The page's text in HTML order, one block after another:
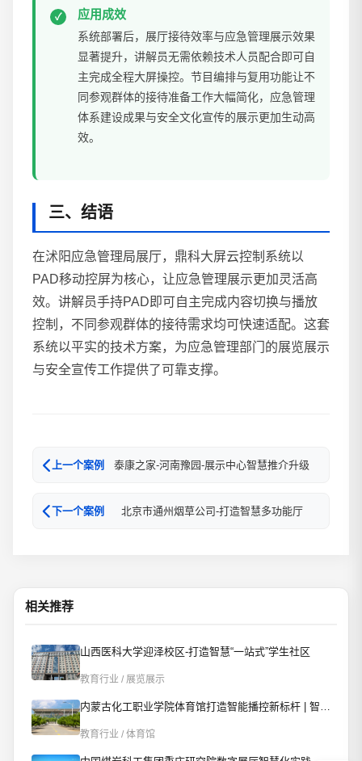
应用成效
系统部署后，展厅接待效率与应急管理展示效果
显著提升，讲解员无需依赖技术人员配合即可自
主完成全程大屏操控。节目编排与复用功能让不
同参观群体的接待准备工作大幅简化，应急管理
体系建设成果与安全文化宣传的展示更加生动高
效。
三、结语
在沭阳应急管理局展厅，鼎科大屏云控制系统以
PAD移动控屏为核心，让应急管理展示更加灵活高
效。讲解员手持PAD即可自主完成内容切换与播放
控制，不同参观群体的接待需求均可快速适配。这套
系统以平实的技术方案，为应急管理部门的展览展示
与安全宣传工作提供了可靠支撑。
上一个案例 泰康之家-河南豫园-展示中心智慧推介升级
北京市通州烟草公司-打造智慧多功能厅
下一个案例
相关推荐
山西医科大学迎泽校区-打造智慧“一站式”学生社区
教育行业 / 展览展示
内蒙古化工职业学院体育馆打造智能播控新标杆 | 智慧赋能校园文体新场景
教育行业 / 体育馆